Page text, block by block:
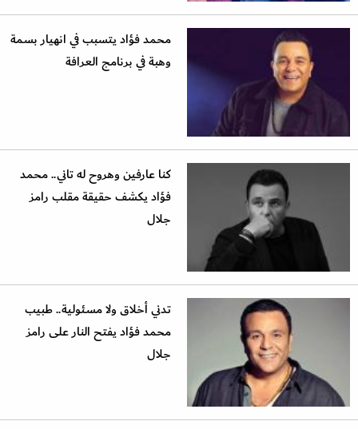
محمد فؤاد يتسبب في انهيار بسمة
وهبة في برنامج العرافة
كنا عارفين وهروح له تاني.. محمد
فؤاد يكشف حقيقة مقلب رامز
جلال
تدني أخلاق ولا مسئولية.. طبيب
محمد فؤاد يفتح النار على رامز
جلال